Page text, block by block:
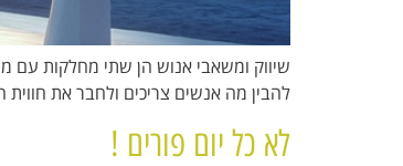
שיווק ומשאבי אנוש הן שתי מחלקות עם
להבין מה אנשים צריכים ולחבר את
לא כל יום פורים !